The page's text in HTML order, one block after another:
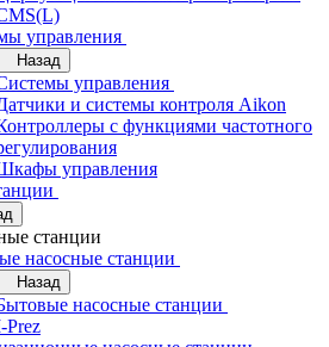
управления
Назад
управления
и системы контроля Aikon
с функциями частотного
управления
станции
насосные станции
Назад
насосные станции
Prez